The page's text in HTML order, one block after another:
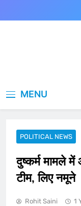
to
MENU
POLITICAL NEWS
दुष्कर्म मामले
टीम, लिए नमूने
Rohit Saini 1